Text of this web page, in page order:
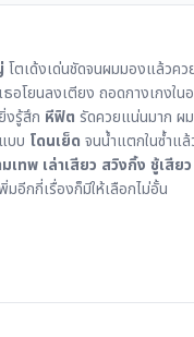
โตเด้งเด่นชัดจนผมมองแล้วค
อโยนลงเตียง ถอดกางเกงใน
งรู้สึก หีฟิต รัดควยแน่นมาก ผ
บบ โดนเย็ด จนน้ำแตกในซ้ำแ
มเทพ เล่าเสียว สวิงกิ้ง ชู้เสียว
มอีกกี่เรื่องก็มีให้เลือกไม่อั้น